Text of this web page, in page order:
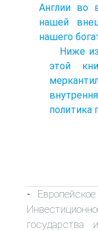
Англии во
нашей
нашего
Ниже
этой
политика
-
государства